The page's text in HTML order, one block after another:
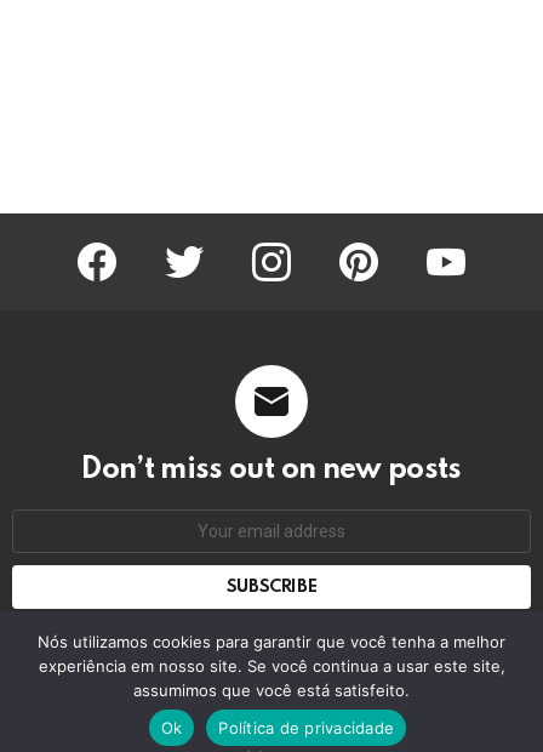
facebook twitter instagram pinterest youtube
Don’t miss out on new posts
© 2026 by bring the pixel. Remember to change this
Nós utilizamos cookies para garantir que você tenha a melhor
experiência em nosso site. Se você continua a usar este site,
assumimos que você está satisfeito.
Ok
Política de privacidade